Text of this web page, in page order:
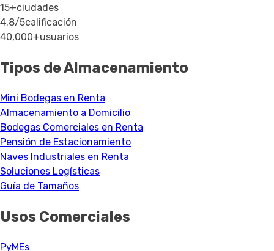
15+ciudades
4.8/5calificación
40,000+usuarios
Tipos de Almacenamiento
Mini Bodegas en Renta
Almacenamiento a Domicilio
Bodegas Comerciales en Renta
Pensión de Estacionamiento
Naves Industriales en Renta
Soluciones Logísticas
Guía de Tamaños
Usos Comerciales
PyMEs